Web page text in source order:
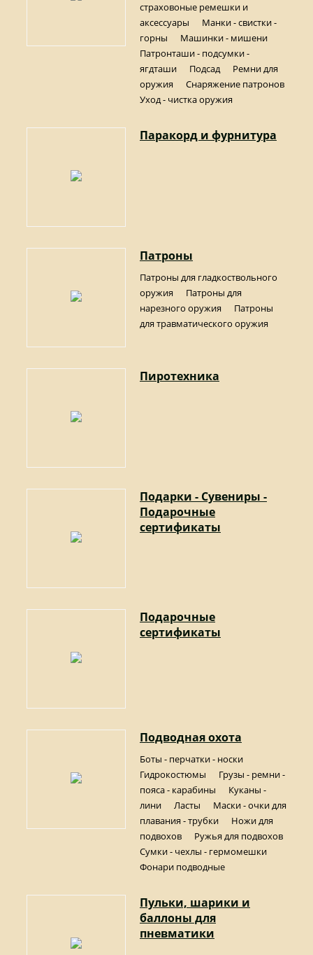
страховоные ремешки и
аксессуары
Манки - свистки -
горны
Машинки - мишени
Патронташи - подсумки -
ягдташи
Подсад
Ремни для
оружия
Снаряжение патронов
Уход - чистка оружия
Паракорд и фурнитура
Патроны
Патроны для гладкоствольного
оружия
Патроны для
нарезного оружия
Патроны
для травматического оружия
Пиротехника
Подарки - Сувениры -
Подарочные
сертификаты
Подарочные
сертификаты
Подводная охота
Боты - перчатки - носки
Гидрокостюмы
Грузы - ремни -
пояса - карабины
Куканы -
лини
Ласты
Маски - очки для
плавания - трубки
Ножи для
подвохов
Ружья для подвохов
Сумки - чехлы - гермомешки
Фонари подводные
Пульки, шарики и
баллоны для
пневматики